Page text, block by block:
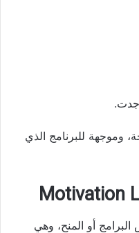
وموجهة للبرنامج الذي
أو المنح، وهي